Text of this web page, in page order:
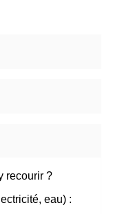
recourir ?
eau) :